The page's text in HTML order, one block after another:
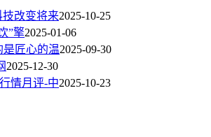
改变将来2025-10-25
”擎2025-01-06
是匠心的温2025-09-30
2025-12-30
情月评-中2025-10-23